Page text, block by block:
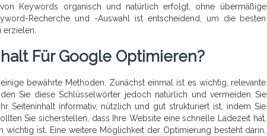
Keywords organisch und natürlich erfolgt, ohne übermäßige
Recherche und -Auswahl ist entscheidend, um die besten
Für Google Optimieren?
bewährte Methoden. Zunächst einmal ist es wichtig, relevante
Sie diese Schlüsselwörter jedoch natürlich und vermeiden Sie
Seiteninhalt informativ, nützlich und gut strukturiert ist, indem Sie
Sie sicherstellen, dass Ihre Website eine schnelle Ladezeit hat,
ist. Eine weitere Möglichkeit der Optimierung besteht darin,